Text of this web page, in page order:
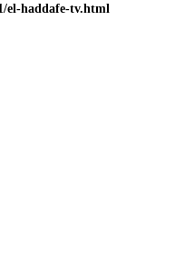
el-haddafe-tv.html